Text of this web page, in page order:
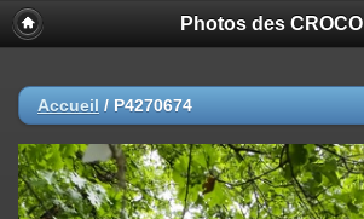
Photos des CROCO
Accueil / P4270674